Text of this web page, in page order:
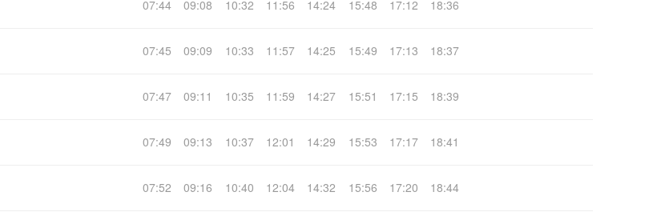
07:44 09:08 10:32 11:56 14:24 15:48 17:12 18:36
07:45 09:09 10:33 11:57 14:25 15:49 17:13 18:37
07:47 09:11 10:35 11:59 14:27 15:51 17:15 18:39
07:49 09:13 10:37 12:01 14:29 15:53 17:17 18:41
07:52 09:16 10:40 12:04 14:32 15:56 17:20 18:44